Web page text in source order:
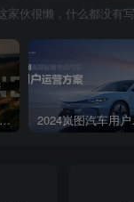
四三随理频懂小姐洗发
你知道吗？的分子式说
，淘【懂小姐知道】以
带出无硅油/无硫酸盐的
美名精基酸洁面等。淘
腾讯新闻便捷性、与普
家伙很懒，什么都没有
江铃皮卡汽车上市公关传播策划案